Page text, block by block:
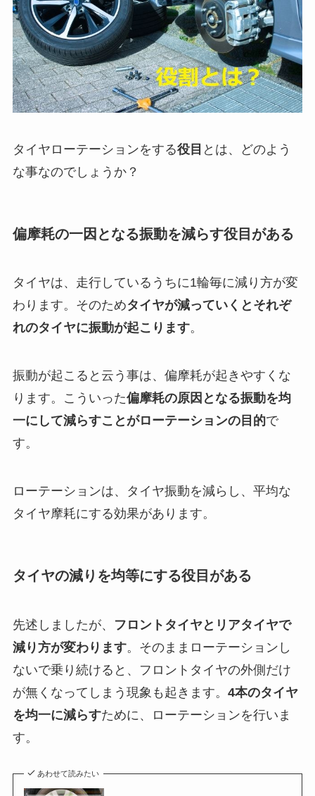
タイヤローテーションをする役目 とは、どのよう
な事なのでしょうか？
偏摩耗の一因となる振動を減らす役目がある
タイヤは、走行しているうちに1輪毎に減り方が変
わります。そのためタイヤが減っていくとそれぞ
れのタイヤに振動が起こります。
振動が起こると云う事は、偏摩耗が起きやすくな
ります。こういった偏摩耗の原因となる振動を均
一にして減らすことがローテーションの目的で
す。
ローテーションは、タイヤ振動を減らし、平均な
タイヤ摩耗にする効果があります。
タイヤの減りを均等にする役目がある
先述しましたが、
フロントタイヤとリアタイヤで
減り方が変わります。そのままローテーションし
ないで乗り続けると、フロントタイヤの外側だけ
が無くなってしまう現象も起きます。 4本のタイヤ
を均一に減らすために、ローテーションを行いま
す。
あわせて読みたい